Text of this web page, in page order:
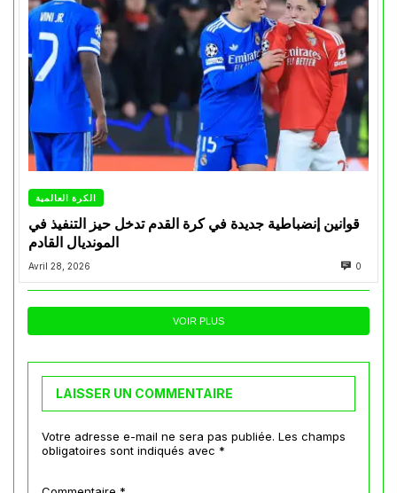
الكرة العالمية
قوانين إنضباطية جديدة في كرة القدم تدخل حيز التنفيذ في
المونديال القادم
Avril 28, 2026 0
VOIR PLUS
LAISSER UN COMMENTAIRE
Votre adresse e-mail ne sera pas publiée. Les champs
obligatoires sont indiqués avec *